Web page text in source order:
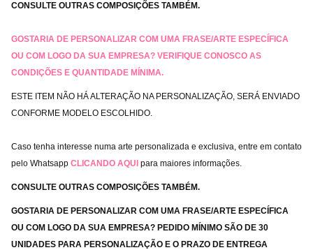
CONSULTE OUTRAS COMPOSIÇÕES TAMBÉM.
GOSTARIA DE PERSONALIZAR COM UMA FRASE/ARTE ESPECÍFICA
OU COM LOGO DA SUA EMPRESA? VERIFIQUE CONOSCO AS
CONDIÇÕES E QUANTIDADE MÍNIMA.
ESTE ITEM NÃO HÁ ALTERAÇÃO NA PERSONALIZAÇÃO, SERÁ ENVIADO
CONFORME MODELO ESCOLHIDO.
Caso tenha interesse numa arte personalizada e exclusiva, entre em contato
pelo Whatsapp CLICANDO AQUI para maiores informações.
CONSULTE OUTRAS COMPOSIÇÕES TAMBÉM.
GOSTARIA DE PERSONALIZAR COM UMA FRASE/ARTE ESPECÍFICA
OU COM LOGO DA SUA EMPRESA? PEDIDO MÍNIMO SÃO DE 30
UNIDADES PARA PERSONALIZAÇÃO E O PRAZO DE ENTREGA